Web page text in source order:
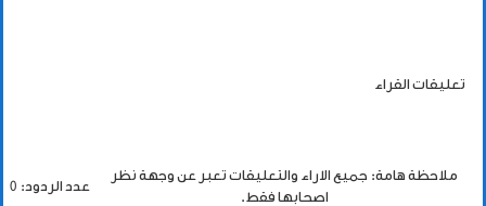
تعليقات القراء
ملاحظة هامة: جميع الاراء والتعليقات تعبر عن وجهة نظر
اصحابها فقط.
عدد الردود: 0